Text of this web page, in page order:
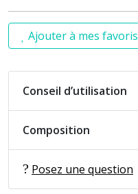
Ajouter à mes favoris
Conseil d’utilisation
Composition
Posez une question